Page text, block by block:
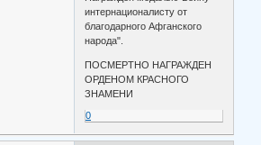
интернационалисту от
благодарного Афганского
народа".
ПОСМЕРТНО НАГРАЖДЕН
ОРДЕНОМ КРАСНОГО
ЗНАМЕНИ
0